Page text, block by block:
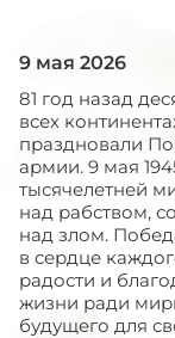
9 мая 2026
81 год назад
всех
праздновали
армии. 9 мая
тысячелетней
над рабством,
над злом.
в сердце
радости и
жизни ради
будущего для